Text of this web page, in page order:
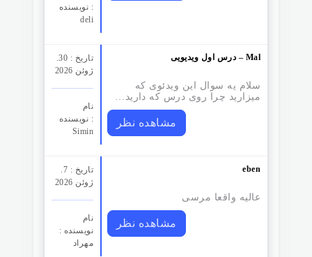
نویسنده :
deli
تاریخ : 30.
ژوئن 2026
نام
نویسنده :
Simin
درس اول ویدیویی – Mal
سلام یه سوال این ویدئوی که
میزارید چرا روی درس که دارید…
مشاهده نظر
تاریخ : 7.
ژوئن 2026
نام
نویسنده :
مهراد
eben
عالیه واقعا مرسی
مشاهده نظر